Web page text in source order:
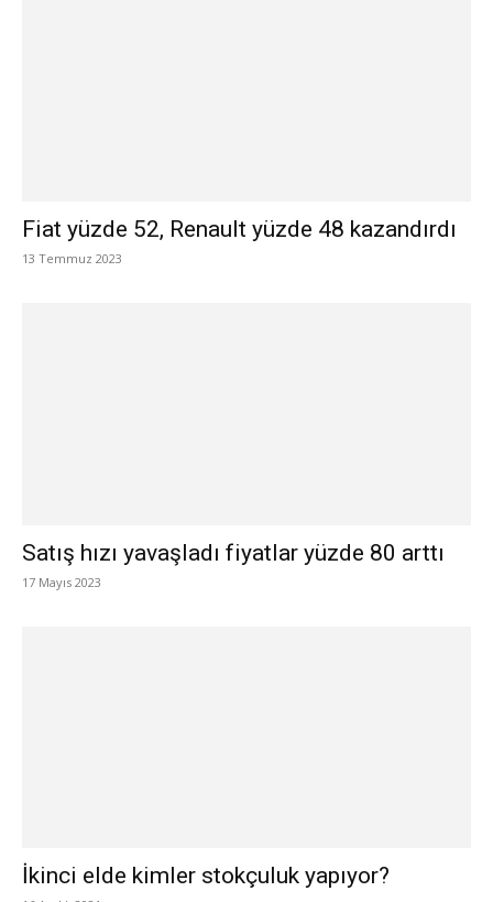
Fiat yüzde 52, Renault yüzde 48 kazandırdı
13 Temmuz 2023
Satış hızı yavaşladı fiyatlar yüzde 80 arttı
17 Mayıs 2023
İkinci elde kimler stokçuluk yapıyor?